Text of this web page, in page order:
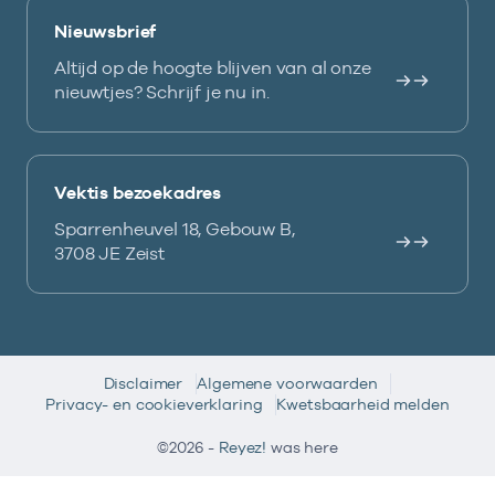
Nieuwsbrief
Altijd op de hoogte blijven van al onze
nieuwtjes? Schrijf je nu in.
Vektis bezoekadres
Sparrenheuvel 18, Gebouw B,
3708 JE Zeist
Disclaimer
Algemene voorwaarden
Privacy- en cookieverklaring
Kwetsbaarheid melden
©2026 - Reyez! was here